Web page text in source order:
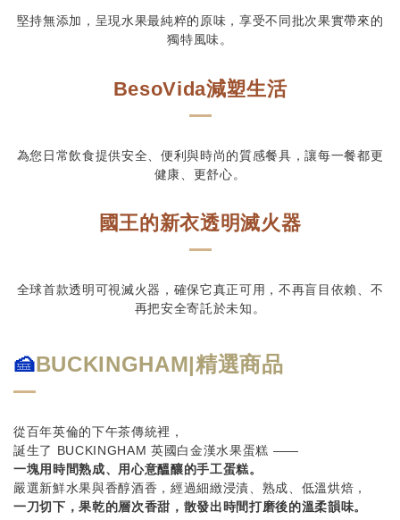
堅持無添加，呈現水果最純粹的原味，享受不同批次果實帶來的
獨特風味。
BesoVida減塑生活
為您日常飲食提供安全、便利與時尚的質感餐具，讓每一餐都更
健康、更舒心。
國王的新衣透明滅火器
全球首款透明可視滅火器，確保它真正可用，不再盲目依賴、不
再把安全寄託於未知。
🍰BUCKINGHAM|精選商品
從百年英倫的下午茶傳統裡，
誕生了 BUCKINGHAM 英國白金漢水果蛋糕 ——
一塊用時間熟成、用心意醞釀的手工蛋糕。
嚴選新鮮水果與香醇酒香，經過細緻浸漬、熟成、低溫烘焙，
一刀切下，果乾的層次香甜，散發出時間打磨後的溫柔韻味。